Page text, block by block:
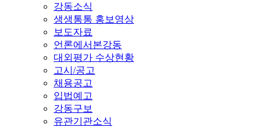
강동소식
생생통통 홍보영상
보도자료
언론에서본강동
대외평가 수상현황
고시/공고
채용공고
입법예고
강동구보
유관기관소식